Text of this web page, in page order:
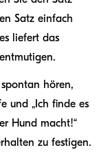
Satz einfach
liefert das
hören,
und „Ich finde es
Hund macht!“
zu festigen.